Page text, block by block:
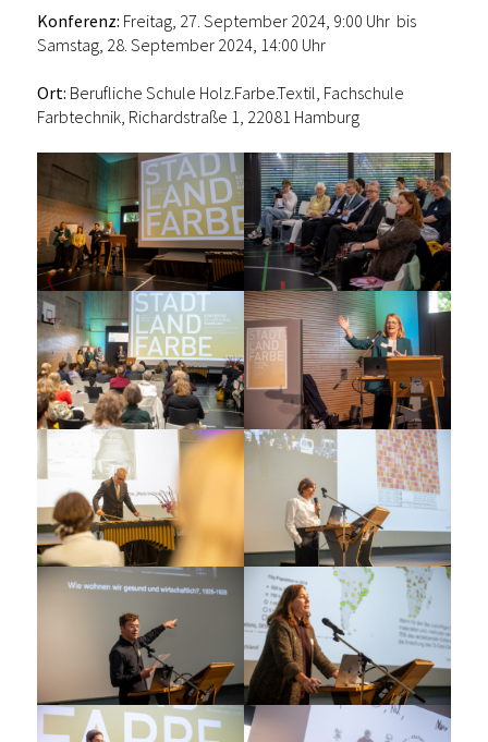
Konferenz: Freitag, 27. September 2024, 9:00 Uhr bis
Samstag, 28. September 2024, 14:00 Uhr
Ort: Berufliche Schule Holz.Farbe.Textil, Fachschule
Farbtechnik, Richardstraße 1, 22081 Hamburg